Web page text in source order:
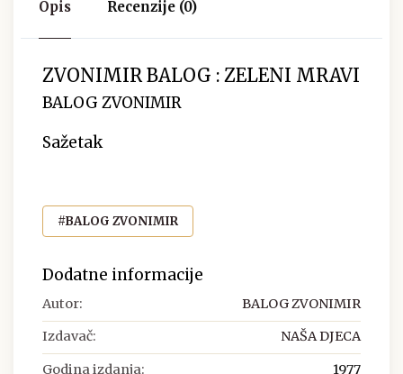
Opis Recenzije (0)
ZVONIMIR BALOG : ZELENI MRAVI
BALOG ZVONIMIR
Sažetak
#BALOG ZVONIMIR
Dodatne informacije
Autor: BALOG ZVONIMIR
Izdavač: NAŠA DJECA
Godina izdanja: 1977